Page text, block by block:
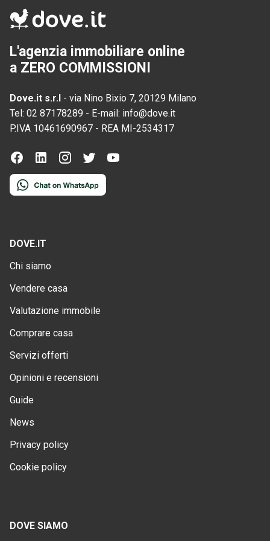
L'agenzia immobiliare online
a ZERO COMMISSIONI
Dove.it s.r.l - via Nino Bixio 7, 20129 Milano
Tel: 02 87178289 - E-mail: info@dove.it
P.IVA 10461690967 - REA MI-2534317
DOVE.IT
Chi siamo
Vendere casa
Valutazione immobile
Comprare casa
Servizi offerti
Opinioni e recensioni
Guide
News
Privacy policy
Cookie policy
DOVE SIAMO